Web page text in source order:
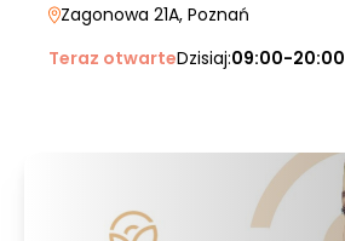
Zagonowa 21A, Poznań
Teraz otwarteDzisiaj:09:00-20:00